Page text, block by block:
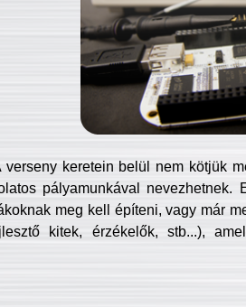
verseny keretein belül nem kötjük
pályamunkával
meg kell építeni, vagy már
kitek, érzékelők, stb...),